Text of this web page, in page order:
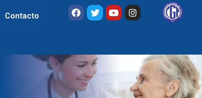
Contacto